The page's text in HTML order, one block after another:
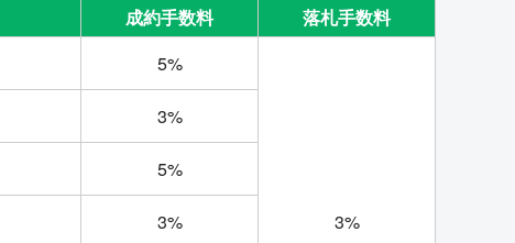
成約手数料
落札手数料
5%
3%
3%
5%
3%